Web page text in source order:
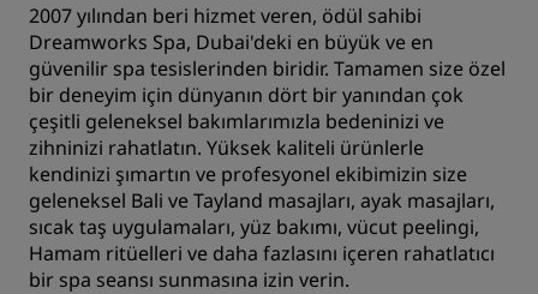
2007 yılından beri hizmet veren, ödül sahibi
Dreamworks Spa, Dubai'deki en büyük ve en
güvenilir spa tesislerinden biridir. Tamamen size özel
bir deneyim için dünyanın dört bir yanından çok
çeşitli geleneksel bakımlarımızla bedeninizi ve
zihninizi rahatlatın. Yüksek kaliteli ürünlerle
kendinizi şımartın ve profesyonel ekibimizin size
geleneksel Bali ve Tayland masajları, ayak masajları,
sıcak taş uygulamaları, yüz bakımı, vücut peelingi,
Hamam ritüelleri ve daha fazlasını içeren rahatlatıcı
bir spa seansı sunmasına izin verin.